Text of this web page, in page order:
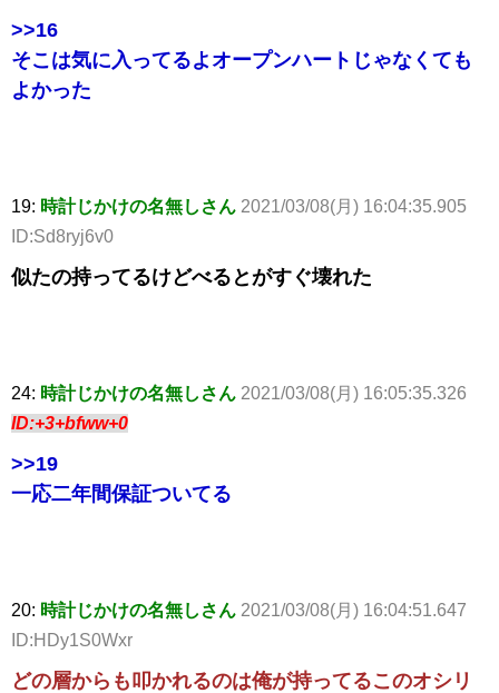
>>16
そこは気に入ってるよオープンハートじゃなくても
よかった
19: 時計じかけの名無しさん 2021/03/08(月) 16:04:35.905
ID:Sd8ryj6v0
似たの持ってるけどべるとがすぐ壊れた
24: 時計じかけの名無しさん 2021/03/08(月) 16:05:35.326
ID:+3+bfww+0
>>19
一応二年間保証ついてる
20: 時計じかけの名無しさん 2021/03/08(月) 16:04:51.647
ID:HDy1S0Wxr
どの層からも叩かれるのは俺が持ってるこのオシリ